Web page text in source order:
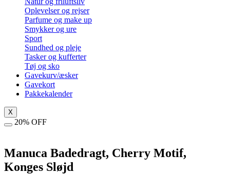
Oplevelser og rejser
Parfume og make up
Smykker og ure
Sport
Sundhed og pleje
Tasker og kufferter
Tøj og sko
Gavekurv/æsker
Gavekort
Pakkekalender
X
20% OFF
Manuca Badedragt, Cherry Motif,
Konges Sløjd